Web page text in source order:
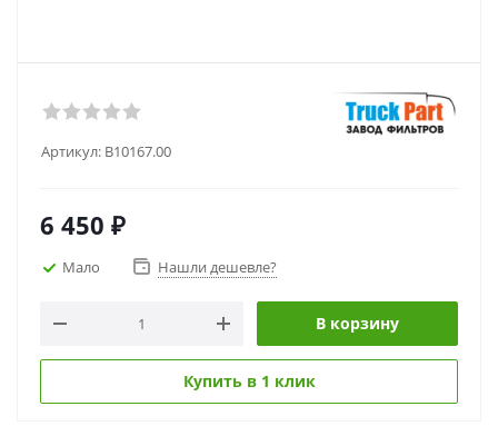
Артикул: B10167.00
6 450 ₽
Мало Нашли дешевле?
В корзину
Купить в 1 клик